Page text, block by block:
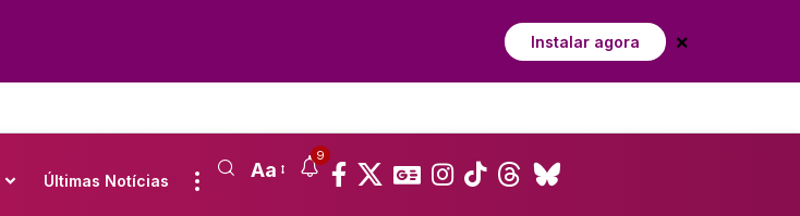
Instalar agora ×
Últimas Notícias Aa
9